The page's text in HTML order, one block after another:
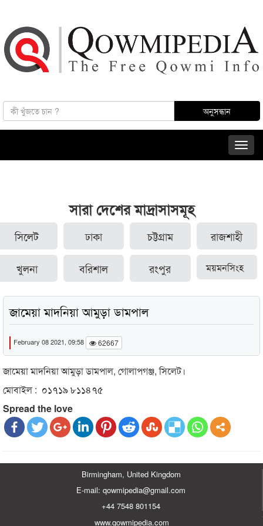
সারা দেশের মাদ্রাসাসমূহ
সিলেট ঢাকা চট্টগ্রাম রাজশাহী
খুলনা বরিশাল রংপুর ময়মনসিংহ
জামেয়া মাদনিয়া আমুড়া ডামপাল
February 08 2021, 09:58 62667
জামেয়া মাদনিয়া আমুড়া ডামপাল, গোলাপগঞ্জ, সিলেট।
মোবাইল : ০১৭১৯ ৮১১৪৭৫
Spread the love
Birmingham, United Kingdom
E-mail: qowmipedia@gmail.com
+44 7548 801154
www.qowmipedia.com